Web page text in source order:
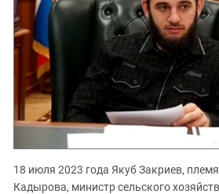
18 июля 2023 года Якуб Закриев,
Кадырова, министр сельского